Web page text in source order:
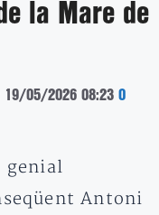
la Mare de
19/05/2026 08:23 0
genial
Antoni